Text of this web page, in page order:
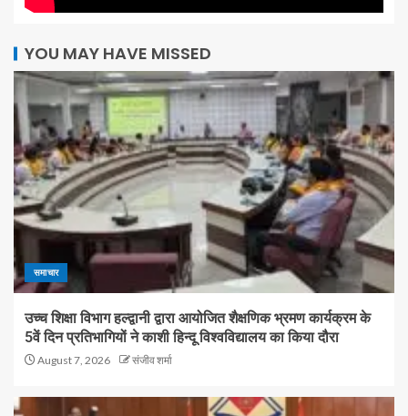
YOU MAY HAVE MISSED
समाचार
उच्च शिक्षा विभाग हल्द्वानी द्वारा आयोजित शैक्षणिक भ्रमण कार्यक्रम के
5वें दिन प्रतिभागियों ने काशी हिन्दू विश्वविद्यालय का किया दौरा
August 7, 2026 संजीव शर्मा